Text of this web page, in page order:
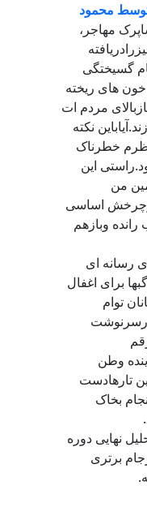
محمود
مهاجر،
گسیختگی
های ریخته
مردم ات
نکته
خطرناک
این
من
اساسی
وبازهم
رسانه ای
برای اغفال
توام
وطن
تارهادست
بخاک
نهایی دوره
برتری